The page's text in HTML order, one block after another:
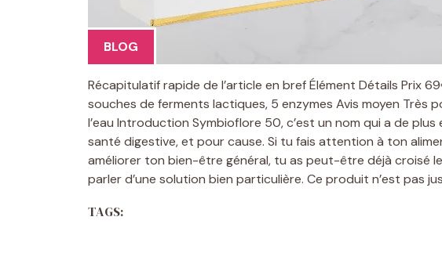
BLOG
Récapitulatif rapide de l’article en bref Élément Détails Prix
souches de ferments lactiques, 5 enzymes Avis moyen Très
l’eau Introduction Symbioflore 50, c’est un nom qui a de
santé digestive, et pour cause. Si tu fais attention à ton
améliorer ton bien-être général, tu as peut-être déjà croisé
parler d’une solution bien particulière. Ce produit n’est pas
TAGS: